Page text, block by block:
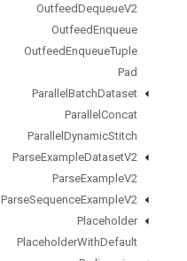
OutfeedDequeueV2
OutfeedEnqueue
OutfeedEnqueueTuple
Pad
Parallel BatchDataset
Parallel Concat
Parallel DynamicStitch
ParseExampleDatasetV2
ParseExampleV2
ParseSequenceExampleV2
Placeholder
PlaceholderWithDefault